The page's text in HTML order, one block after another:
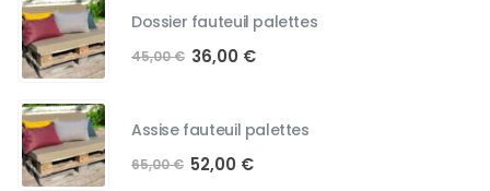
39,90 €
à
Dossier fauteuil palettes
45,00€ Le
était :
45,00 €.
36,00 €Le
est :
36,00 €.
Assise fauteuil palettes
65,00€ Le
52,00 €Le